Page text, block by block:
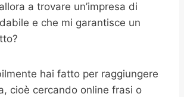
a trovare un’impresa di
e che mi garantisce un
hai fatto per raggiungere
cioè cercando online frasi o